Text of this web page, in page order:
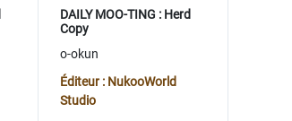
DAILY MOO-TING : Herd
Copy
o-okun
Éditeur : NukooWorld
Studio